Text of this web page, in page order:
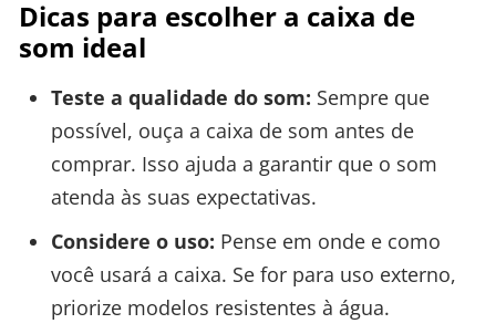
Dicas para escolher a caixa de
som ideal
Teste a qualidade do som: Sempre que
possível, ouça a caixa de som antes de
comprar. Isso ajuda a garantir que o som
atenda às suas expectativas.
Considere o uso: Pense em onde e como
você usará a caixa. Se for para uso externo,
priorize modelos resistentes à água.